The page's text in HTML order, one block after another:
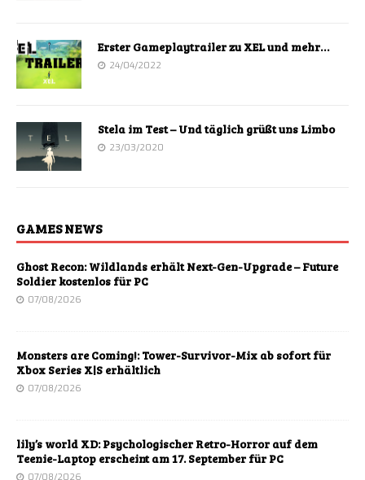
Erster Gameplaytrailer zu XEL und mehr…
24/04/2022
Stela im Test – Und täglich grüßt uns Limbo
23/03/2020
GAMES NEWS
Ghost Recon: Wildlands erhält Next-Gen-Upgrade – Future
Soldier kostenlos für PC
07/08/2026
Monsters are Coming!: Tower-Survivor-Mix ab sofort für
Xbox Series X|S erhältlich
07/08/2026
lily’s world XD: Psychologischer Retro-Horror auf dem
Teenie-Laptop erscheint am 17. September für PC
07/08/2026